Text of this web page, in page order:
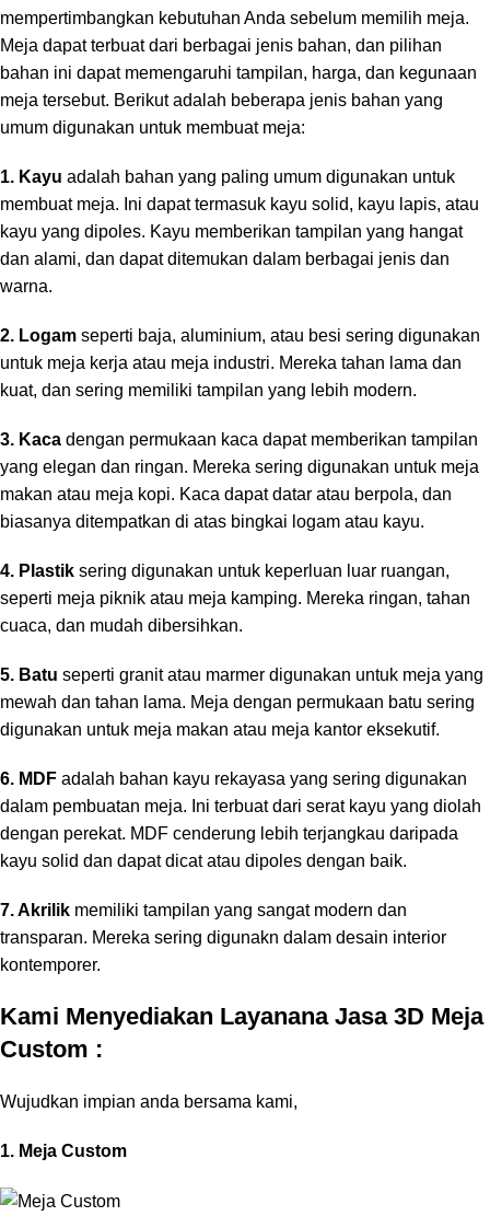
mempertimbangkan kebutuhan Anda sebelum memilih meja.
Meja dapat terbuat dari berbagai jenis bahan, dan pilihan
bahan ini dapat memengaruhi tampilan, harga, dan kegunaan
meja tersebut. Berikut adalah beberapa jenis bahan yang
umum digunakan untuk membuat meja:
1. Kayu adalah bahan yang paling umum digunakan untuk
membuat meja. Ini dapat termasuk kayu solid, kayu lapis, atau
kayu yang dipoles. Kayu memberikan tampilan yang hangat
dan alami, dan dapat ditemukan dalam berbagai jenis dan
warna.
2. Logam seperti baja, aluminium, atau besi sering digunakan
untuk meja kerja atau meja industri. Mereka tahan lama dan
kuat, dan sering memiliki tampilan yang lebih modern.
3. Kaca dengan permukaan kaca dapat memberikan tampilan
yang elegan dan ringan. Mereka sering digunakan untuk meja
makan atau meja kopi. Kaca dapat datar atau berpola, dan
biasanya ditempatkan di atas bingkai logam atau kayu.
4. Plastik sering digunakan untuk keperluan luar ruangan,
seperti meja piknik atau meja kamping. Mereka ringan, tahan
cuaca, dan mudah dibersihkan.
5. Batu seperti granit atau marmer digunakan untuk meja yang
mewah dan tahan lama. Meja dengan permukaan batu sering
digunakan untuk meja makan atau meja kantor eksekutif.
6. MDF adalah bahan kayu rekayasa yang sering digunakan
dalam pembuatan meja. Ini terbuat dari serat kayu yang diolah
dengan perekat. MDF cenderung lebih terjangkau daripada
kayu solid dan dapat dicat atau dipoles dengan baik.
7. Akrilik memiliki tampilan yang sangat modern dan
transparan. Mereka sering digunakn dalam desain interior
kontemporer.
Kami Menyediakan Layanana Jasa 3D Meja
Custom :
Wujudkan impian anda bersama kami,
1. Meja Custom